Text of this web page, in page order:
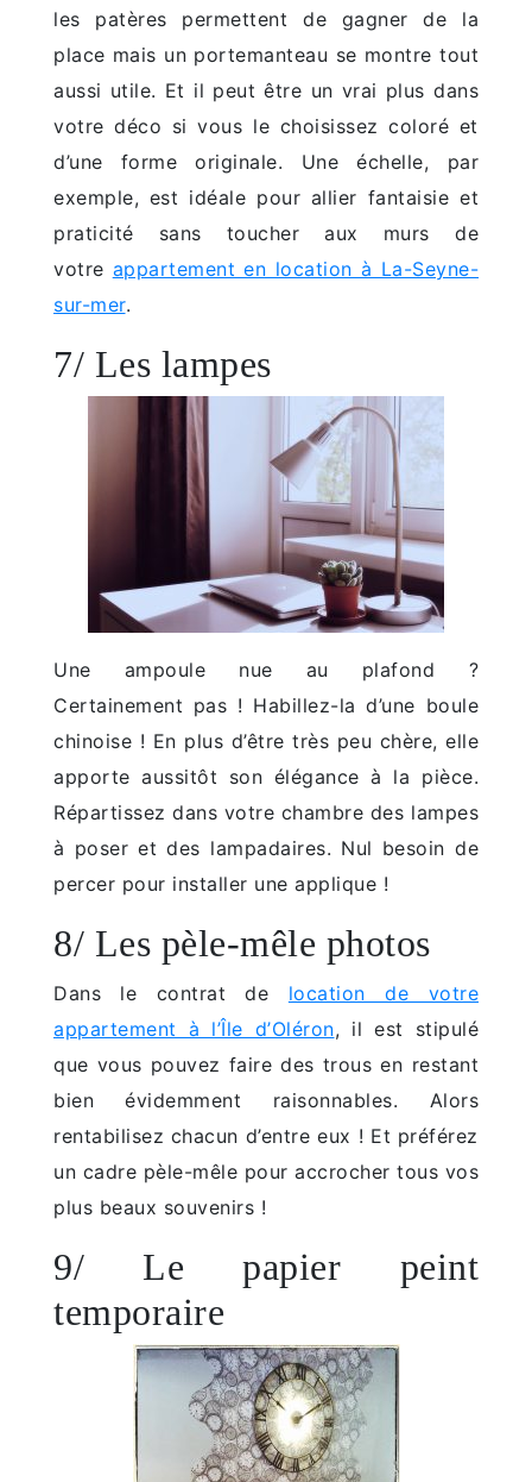
les patères permettent de gagner de la
place mais un portemanteau se montre tout
aussi utile. Et il peut être un vrai plus dans
votre déco si vous le choisissez coloré et
d’une forme originale. Une échelle, par
exemple, est idéale pour allier fantaisie et
praticité sans toucher aux murs de
votre appartement en location à La-Seyne-
sur-mer.
7/ Les lampes
Une ampoule nue au plafond ?
Certainement pas ! Habillez-la d’une boule
chinoise ! En plus d’être très peu chère, elle
apporte aussitôt son élégance à la pièce.
Répartissez dans votre chambre des lampes
à poser et des lampadaires. Nul besoin de
percer pour installer une applique !
8/ Les pèle-mêle photos
Dans le contrat de location de votre
appartement à l’Île d’Oléron, il est stipulé
que vous pouvez faire des trous en restant
bien évidemment raisonnables. Alors
rentabilisez chacun d’entre eux ! Et préférez
un cadre pèle-mêle pour accrocher tous vos
plus beaux souvenirs !
9/ Le papier peint
temporaire